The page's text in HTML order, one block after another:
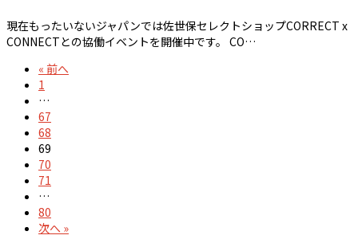
現在もったいないジャパンでは佐世保セレクトショップCORRECT x
CONNECTとの協働イベントを開催中です。 CO…
« 前へ
1
…
67
68
69
70
71
…
80
次へ »